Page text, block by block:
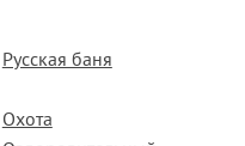
Русская баня
Охота